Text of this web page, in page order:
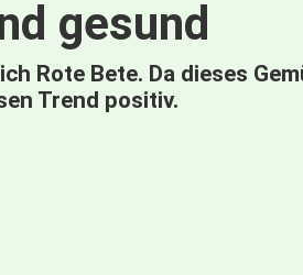
gesund
Rote Bete. Da dieses
Trend positiv.